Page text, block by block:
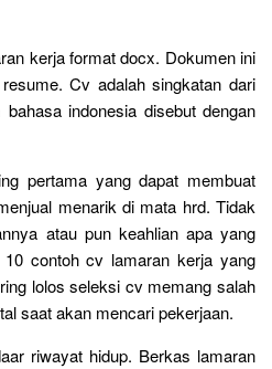
kerja format docx. Dokumen ini
Cv adalah singkatan dari
indonesia disebut dengan
pertama yang dapat membuat
menarik di mata hrd. Tidak
atau pun keahlian apa yang
contoh cv lamaran kerja yang
lolos seleksi cv memang salah
saat akan mencari pekerjaan.
riwayat hidup. Berkas lamaran